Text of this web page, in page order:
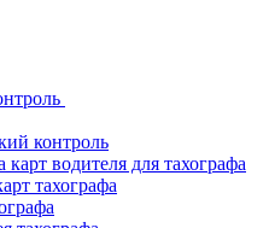
контроль
карт водителя для тахографа
тахографа